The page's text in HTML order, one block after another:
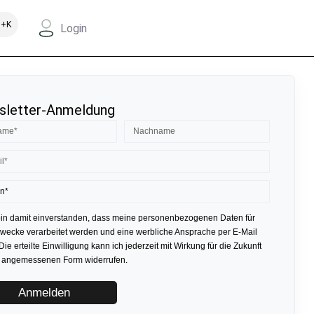
Login
Anmeldung
damit einverstanden, dass meine personenbezogenen Daten für
verarbeitet werden und eine werbliche Ansprache per E-Mail
erteilte Einwilligung kann ich jederzeit mit Wirkung für die Zukunft
Form widerrufen.
Anmelden